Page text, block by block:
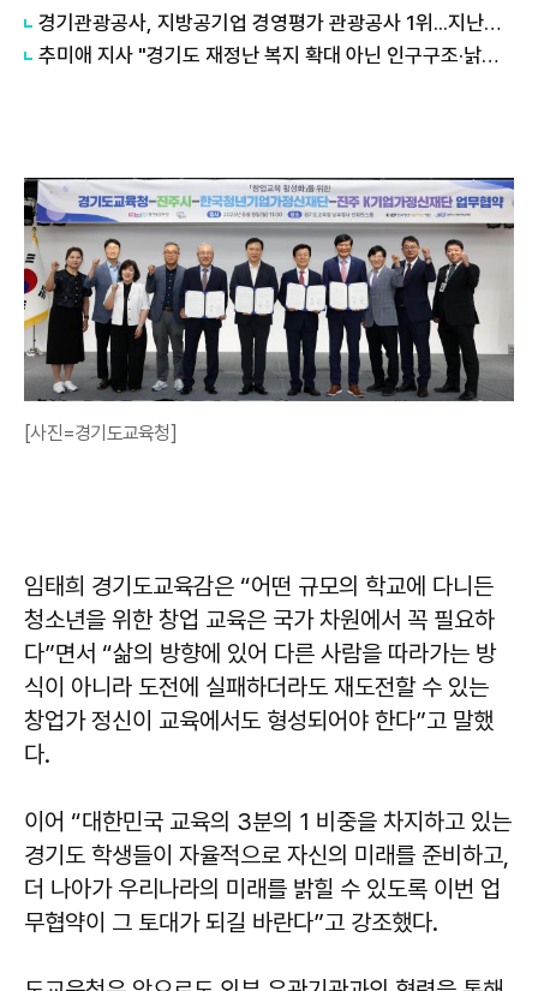
경기관광공사, 지방공기업 경영평가 관광공사 1위...지난해 5위서 4계단 상승
추미애 지사 "경기도 재정난 복지 확대 아닌 인구구조·낡은 세수체계 문제"
[사진=경기도교육청]
임태희 경기도교육감은 “어떤 규모의 학교에 다니든
청소년을 위한 창업 교육은 국가 차원에서 꼭 필요하
다”면서 “삶의 방향에 있어 다른 사람을 따라가는 방
식이 아니라 도전에 실패하더라도 재도전할 수 있는
창업가 정신이 교육에서도 형성되어야 한다”고 말했
다.
이어 “대한민국 교육의 3분의 1 비중을 차지하고 있는
경기도 학생들이 자율적으로 자신의 미래를 준비하고,
더 나아가 우리나라의 미래를 밝힐 수 있도록 이번 업
무협약이 그 토대가 되길 바란다”고 강조했다.